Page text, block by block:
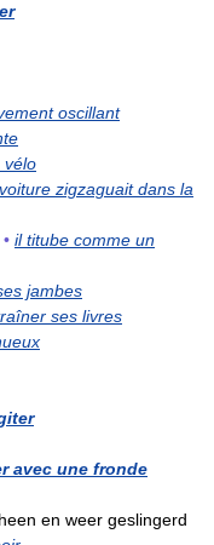
oscillant
vélo
zigzaguait dans la
• il titube comme un
jambes
ses livres
avec une fronde
en weer geslingerd